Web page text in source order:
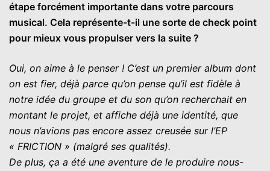
étape forcément importante dans votre parcours
musical. Cela représente-t-il une sorte de check point
pour mieux vous propulser vers la suite ?
Oui, on aime à le penser ! C’est un premier album dont
on est fier, déjà parce qu’on pense qu’il est fidèle à
notre idée du groupe et du son qu’on recherchait en
montant le projet, et affiche déjà une identité, que
nous n’avions pas encore assez creusée sur l’EP
« FRICTION » (malgré ses qualités).
De plus, ça a été une aventure de le produire nous-